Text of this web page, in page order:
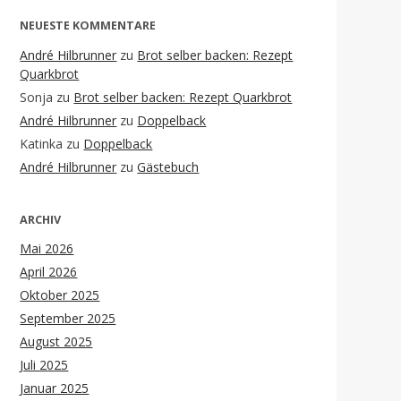
NEUESTE KOMMENTARE
André Hilbrunner zu Brot selber backen: Rezept
Quarkbrot
Sonja zu Brot selber backen: Rezept Quarkbrot
André Hilbrunner zu Doppelback
Katinka zu Doppelback
André Hilbrunner zuGästebuch
ARCHIV
Mai 2026
April 2026
Oktober 2025
September 2025
August 2025
Juli 2025
Januar 2025